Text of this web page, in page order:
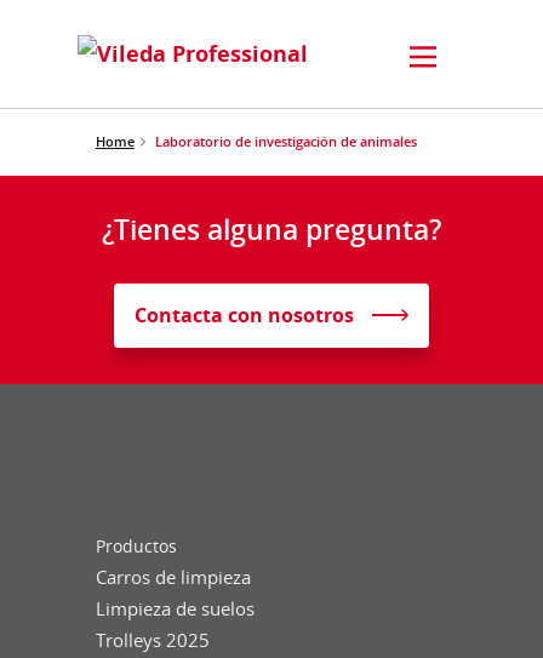
Home Laboratorio de investigación de animales
¿Tienes alguna pregunta?
Contacta con nosotros
Productos
Carros de limpieza
Limpieza de suelos
Trolleys 2025